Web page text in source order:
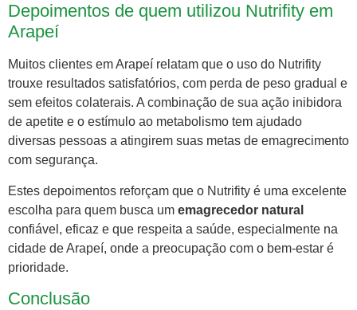
Depoimentos de quem utilizou Nutrifity em
Arapeí
Muitos clientes em Arapeí relatam que o uso do Nutrifity
trouxe resultados satisfatórios, com perda de peso gradual e
sem efeitos colaterais. A combinação de sua ação inibidora
de apetite e o estímulo ao metabolismo tem ajudado
diversas pessoas a atingirem suas metas de emagrecimento
com segurança.
Estes depoimentos reforçam que o Nutrifity é uma excelente
escolha para quem busca um emagrecedor natural
confiável, eficaz e que respeita a saúde, especialmente na
cidade de Arapeí, onde a preocupação com o bem-estar é
prioridade.
Conclusão